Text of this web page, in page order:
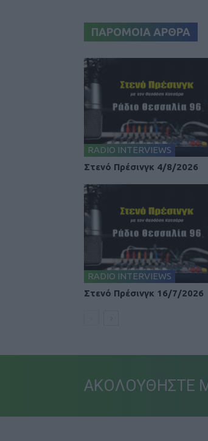
ΠΑΡΟΜΟΙΑ ΑΡΘΡΑ
RADIO INTERVIEWS
Στενό Πρέσινγκ 4/8/2026
RADIO INTERVIEWS
Στενό Πρέσινγκ 16/7/2026
ΑΚΟΛΟΥΘΗΣΤΕ